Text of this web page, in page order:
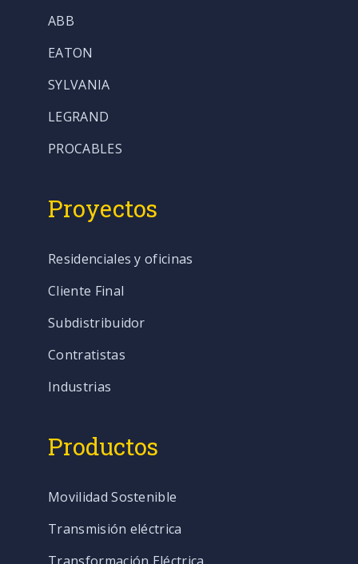
ABB
EATON
SYLVANIA
LEGRAND
PROCABLES
Proyectos
Residenciales y oficinas
Cliente Final
Subdistribuidor
Contratistas
Industrias
Productos
Movilidad Sostenible
Transmisión eléctrica